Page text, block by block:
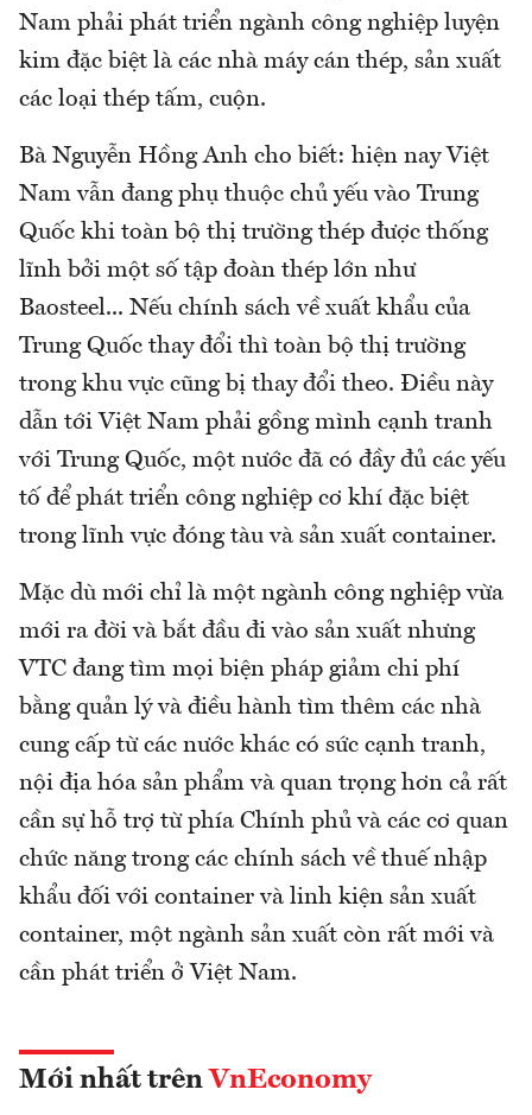
Nam phải phát triển ngành công nghiệp luyện
kim đặc biệt là các nhà máy cán thép, sản xuất
các loại thép tấm, cuộn.
Bà Nguyễn Hồng Anh cho biết: hiện nay Việt
Nam vẫn đang phụ thuộc chủ yếu vào Trung
Quốc khi toàn bộ thị trường thép được thống
lĩnh bởi một số tập đoàn thép lớn như
Baosteel... Nếu chính sách về xuất khẩu của
Trung Quốc thay đổi thì toàn bộ thị trường
trong khu vực cũng bị thay đổi theo. Điều này
dẫn tới Việt Nam phải gồng mình cạnh tranh
với Trung Quốc, một nước đã có đầy đủ các yếu
tố để phát triển công nghiệp cơ khí đặc biệt
trong lĩnh vực đóng tàu và sản xuất container.
Mặc dù mới chỉ là một ngành công nghiệp vừa
mới ra đời và bắt đầu đi vào sản xuất nhưng
VTC đang tìm mọi biện pháp giảm chi phí
bằng quản lý và điều hành tìm thêm các nhà
cung cấp từ các nước khác có sức cạnh tranh,
nội địa hóa sản phẩm và quan trọng hơn cả rất
cần sự hỗ trợ từ phía Chính phủ và các cơ quan
chức năng trong các chính sách về thuế nhập
khẩu đối với container và linh kiện sản xuất
container, một ngành sản xuất còn rất mới và
cần phát triển ở Việt Nam.
Mới nhất trên VnEconomy